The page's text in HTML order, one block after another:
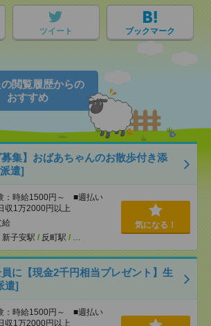
ツイート ブックマーク
閲覧履歴からの
おすすめ
募集】おばあちゃんのお散歩付き添
遣]
：時給1500円～ ■週払い
1万2000円以上
給
新子安駅 / 反町駅 / …
気になる！
に【現金2千円相当プレゼント】生
遣]
：時給1500円～ ■週払い
1万2000円以上